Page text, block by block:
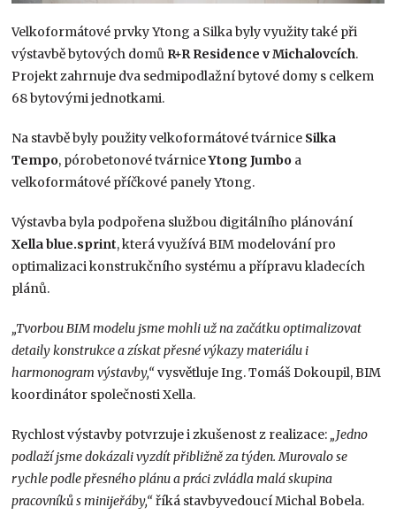
Velkoformátové prvky Ytong a Silka byly využity také při
výstavbě bytových domů R+R Residence v Michalovcích.
Projekt zahrnuje dva sedmipodlažní bytové domy s celkem
68 bytovými jednotkami.
Na stavbě byly použity velkoformátové tvárnice Silka
Tempo, pórobetonové tvárniceYtong Jumbo a
velkoformátové příčkové panely Ytong.
Výstavba byla podpořena službou digitálního plánování
Xella blue.sprint, která využívá BIM modelování pro
optimalizaci konstrukčního systému a přípravu kladecích
plánů.
„Tvorbou BIM modelu jsme mohli už na začátku optimalizovat
detaily konstrukce a získat přesné výkazy materiálu i
harmonogram výstavby,“ vysvětluje Ing. Tomáš Dokoupil, BIM
koordinátor společnosti Xella.
Rychlost výstavby potvrzuje i zkušenost z realizace: „Jedno
podlaží jsme dokázali vyzdít přibližně za týden. Murovalo se
rychle podle přesného plánu a práci zvládla malá skupina
pracovníků s minijeřáby,“ říká stavbyvedoucí Michal Bobela.